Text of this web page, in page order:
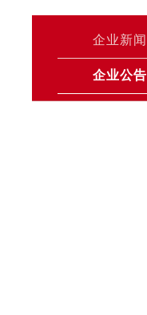
企业新闻
企业公告